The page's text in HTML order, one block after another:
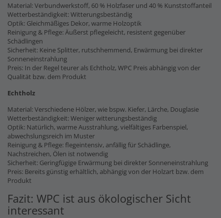
Material: Verbundwerkstoff, 60 % Holzfaser und 40 % Kunststoffanteil
Wetterbeständigkeit: Witterungsbeständig
Optik: Gleichmäßiges Dekor, warme Holzoptik
Reinigung & Pflege: Äußerst pflegeleicht, resistent gegenüber
Schädlingen
Sicherheit: Keine Splitter, rutschhemmend, Erwärmung bei direkter
Sonneneinstrahlung
Preis: In der Regel teurer als Echtholz, WPC Preis abhängig von der
Qualität bzw. dem Produkt
Echtholz
Material: Verschiedene Hölzer, wie bspw. Kiefer, Lärche, Douglasie
Wetterbeständigkeit: Weniger witterungsbeständig
Optik: Natürlich, warme Ausstrahlung, vielfältiges Farbenspiel,
abwechslungsreich im Muster
Reinigung & Pflege: flegeintensiv, anfällig für Schädlinge,
Nachstreichen, Ölen ist notwendig
Sicherheit: Geringfügige Erwärmung bei direkter Sonneneinstrahlung
Preis: Bereits günstig erhältlich, abhängig von der Holzart bzw. dem
Produkt
Fazit: WPC ist aus ökologischer Sicht
interessant